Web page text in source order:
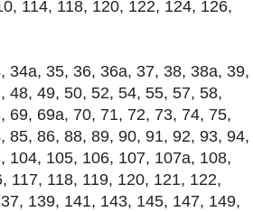
114, 118, 120, 122, 124, 126,
35, 36, 36а, 37, 38, 38а, 39,
48, 49, 50, 52, 54, 55, 57, 58,
69, 69а, 70, 71, 72, 73, 74, 75,
85, 86, 88, 89, 90, 91, 92, 93, 94,
104, 105, 106, 107, 107а, 108,
117, 118, 119, 120, 121, 122,
139, 141, 143, 145, 147, 149,